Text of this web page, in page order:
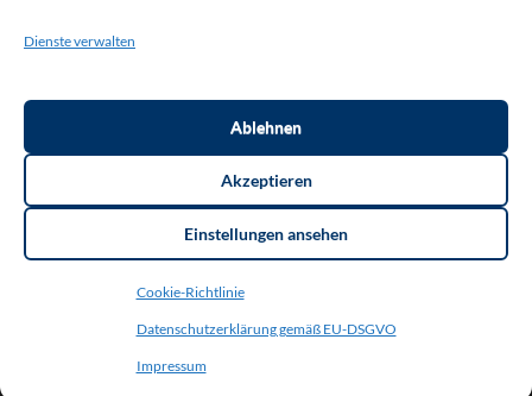
Dienste verwalten
Akzeptieren
Ablehnen
Einstellungen ansehen
Cookie-Richtlinie
Datenschutzerklärung gemäß EU-DSGVO
Impressum
Deutschland
E-Mail: datenschutz-schulen[at]rhein-sieg-kreis.de
Education Zone Pro | entwickelt von Rara Themes.
<strong>Datenschutzerklärung gemäß EU-DSGVO (Datenschutz-
Grundverordnung)</strong>